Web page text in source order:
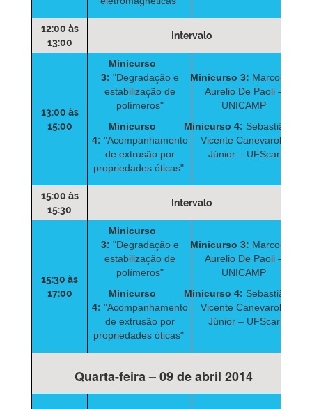
12:00 às
13:00
Intervalo
13:00 às
15:00
Minicurso
3: "Degradação e
estabilização de
polímeros"
Minicurso
4: "Acompanhamento
de extrusão por
propriedades óticas"
Minicurso 3: Marco-
Aurelio De Paoli –
UNICAMP
Minicurso 4: Sebastião
Vicente Canevarolo
Júnior – UFScar
15:00 às
15:30
Intervalo
15:30 às
17:00
Minicurso
3: "Degradação e
estabilização de
polímeros"
Minicurso
4: "Acompanhamento
de extrusão por
propriedades óticas"
Minicurso 3: Marco-
Aurelio De Paoli –
UNICAMP
Minicurso 4: Sebastião
Vicente Canevarolo
Júnior – UFScar
Quarta-feira – 09 de abril 2014